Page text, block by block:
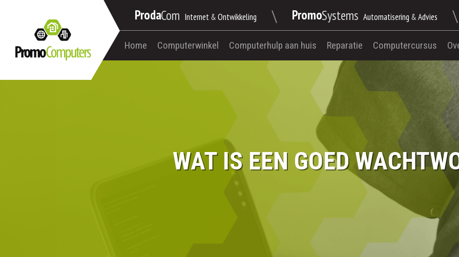
ProdaCom Internet&Ontwikkeling \ PromoSystems Automatisering &Advies \
Home Computerwinkel Computerhulp aan huis Reparatie Computercursus
WAT IS EEN GOED